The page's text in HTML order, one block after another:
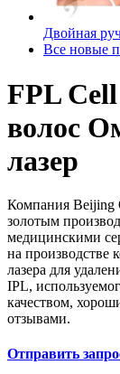
Двойная
Все новые
FPL
волос
лазер
Компания Beijing
золотым
медицинскими
на производстве
лазера для
IPL,
качеством,
отзывами.
Отправить